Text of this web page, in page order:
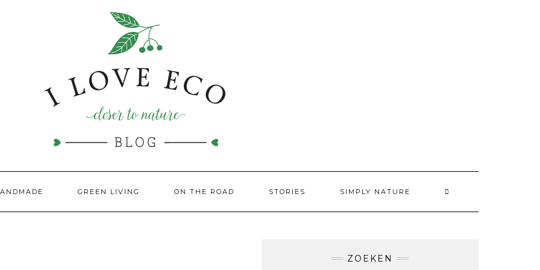
GREEN LIVING ON THE ROAD STORIES SIMPLY NATURE
ZOEKEN